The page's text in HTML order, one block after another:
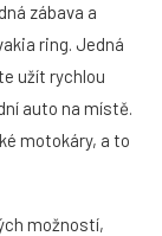
zábava a
ring. Jedná
užít rychlou
auto na místě.
motokáry, a to
možností,